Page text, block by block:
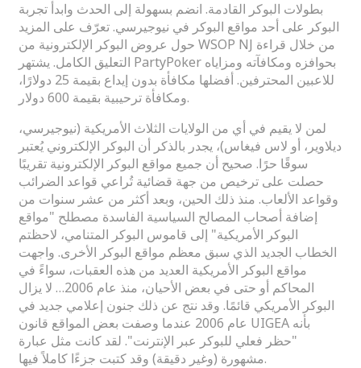
بطولات البوكر القادمة. انضم بسهولة إلى الحدث وابدأ تجربة
البوكر على أحد مواقع البوكر في نيوجيرسي. تعرّف على المزيد
حول عروض البوكر الإلكترونية من WSOP NJ من خلال قراءة
التعليق الكامل. يشتهر PartyPoker بحوافزه ومكافآته ومزاياه
للاعبين المحترفين. أفضلها مكافأة بدون إيداع بقيمة 25 دولارًا،
ومكافأة ترحيبية بقيمة 600 دولار.
لمن لا يقيم في أي من الولايات الثلاث الأمريكية (نيوجيرسي،
ديلاوير، أو لاس فيغاس)، يجدر بالذكر أن البوكر الإلكتروني يُعتبر
سوقًا حرًا. صحيح أن جميع مواقع البوكر الإلكترونية تقريبًا
حصلت على ترخيص من جهة قضائية تُراعي قواعد الضرائب
وقواعد الألعاب. منذ ذلك الحين، وبعد أكثر من عشر سنوات من
إضافة أصحاب المصالح السياسية الفاسدة مصطلح "مواقع
البوكر الأمريكية" إلى قاموس البوكر المتنامي، لاحظتم
الخطاب الجديد الذي سبق معظم مواقع البوكر الأخرى. واجهت
مواقع البوكر الأمريكية العديد من هذه العقبات، سواءً في
المحاكم أو حتى في بعض الأحيان، منذ عام 2006… لا يزال
البوكر الأمريكي قائمًا. وقد نتج عن ذلك جنون إعلامي جديد في
عام 2006 عندما وصفت بعض المواقع قانون UIGEA بأنه
"حظر فعلي للبوكر عبر الإنترنت". لقد كانت مثل عبارة
مشهورة (وغير دقيقة) وقد كتبت جزءًا كاملاً فيها.